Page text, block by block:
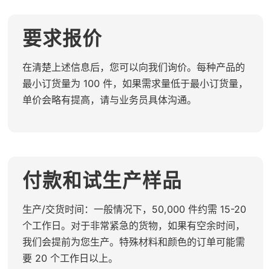
要求报价
在清楚上述信息后，您可以向我们询价。每种产品的
最小订货量为 100 件，如果需求量低于最小订货量，
单价会略有提高，请与业务员具体沟通。
付款和试生产样品
生产/交货时间：一般情况下，50,000 件约需 15-20
个工作日。对于非常紧急的货物，如果有空余时间，
我们会提前为您生产。特殊材料和颜色的订单可能需
要 20 个工作日以上。